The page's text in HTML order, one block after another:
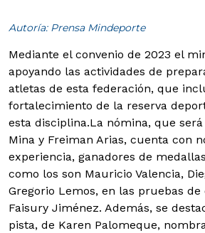
Autoría: Prensa Mindeporte
Mediante el convenio de 2023 el
apoyando las actividades de
atletas de esta federación, que
fortalecimiento de la reserva
esta disciplina.La nómina, que
Mina y Freiman Arias, cuenta con
experiencia, ganadores de
como los son Mauricio Valencia,
Gregorio Lemos, en las pruebas
Faisury Jiménez. Además, se
pista, de Karen Palomeque,